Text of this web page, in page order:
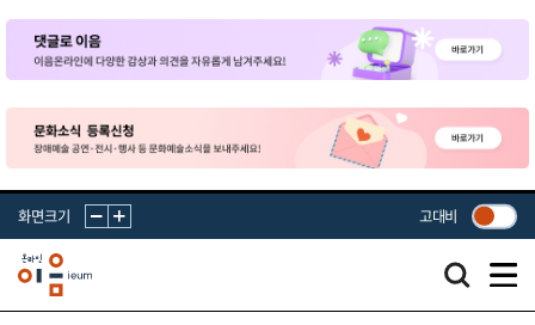
화면크기 고대비